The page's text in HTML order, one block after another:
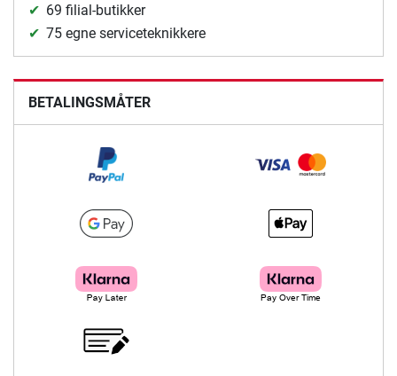
69 filial-butikker
75 egne serviceteknikkere
BETALINGSMÅTER